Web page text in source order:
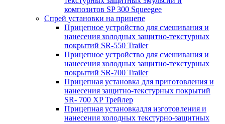
композитов SP 300 Squeegee
Спрей установки на прицепе
Прицепное устройство для смешивания и
нанесения холодных защитно-текстурных
покрытий SR-550 Trailer
Прицепное устройство для смешивания и
нанесения холодных защитно-текстурных
покрытий SR-700 Trailer
Прицепная установка для приготовления и
нанесения защитно-текстурных покрытий
SR- 700 XP Трейлер
Прицепная установкадля изготовления и
нанесения холодных текстурно-защитных